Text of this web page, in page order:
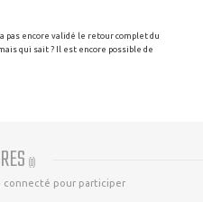
pas encore validé le retour complet du
qui sait ? Il est encore possible de
(0)
connecté pour participer